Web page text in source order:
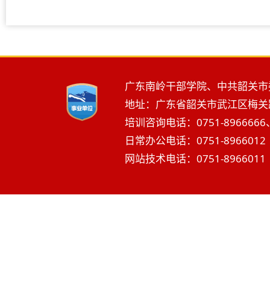
广东南岭干部学院、中共韶关
地址：广东省韶关市武江区梅
培训咨询电话：0751-
日常办公电话：0751-
网站技术电话：0751-